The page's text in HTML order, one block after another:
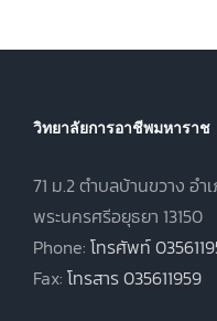
ฤดูร้อน ปร
วิทยาลัยการอาชีพมหาราช
71 ม.2 ตำบลบ้านขวาง อำ
พระนครศรีอยุธยา 13150
Phone: โทรศัพท์
Fax: โทรสาร 035611959